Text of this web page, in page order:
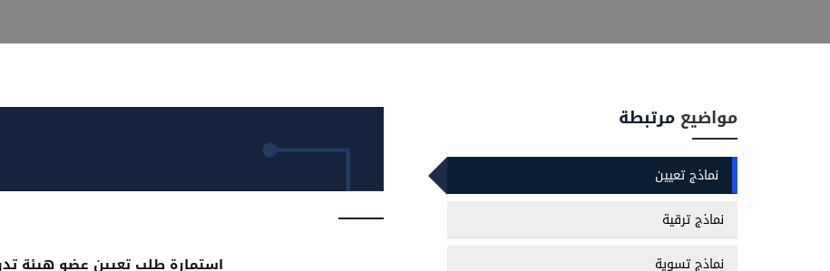
استمارة طلب تعيين عضو هيئة
مواضيع مرتبطة
نماذج تعيين
نماذج ترقية
نماذج تسوية